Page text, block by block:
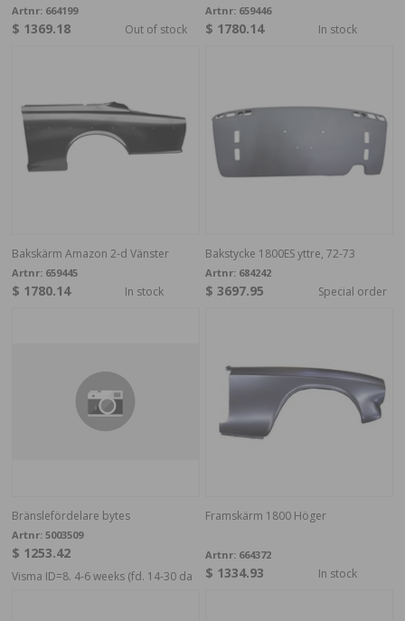
Artnr: 664199
$ 1369.18 Out of stock
Artnr: 659446
$ 1780.14 In stock
Bakskärm Amazon 2-d Vänster
Artnr: 659445
$ 1780.14 In stock
Bakstycke 1800ES yttre, 72-73
Artnr: 684242
$ 3697.95 Special order
Bränslefördelare bytes
Artnr: 5003509
$ 1253.42
Visma ID=8. 4-6 weeks (fd. 14-30 da
Framskärm 1800 Höger
Artnr: 664372
$ 1334.93 In stock